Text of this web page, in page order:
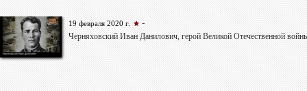
19 февраля 2020 г. -
Черняховский Иван Данилович, герой Великой Отечественной